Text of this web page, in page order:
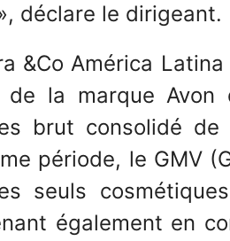
déclare le dirigeant.
&Co América
de la marque
brut consolidé
période, le GMV
seuls
également en